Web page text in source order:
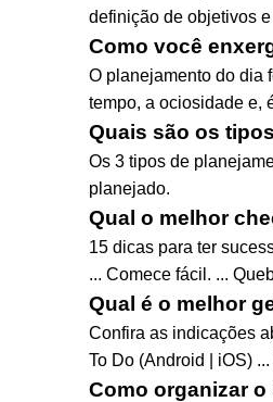
definição de objetivos
Como você
O planejamento do dia
tempo, a ociosidade e,
Quais são os
Os 3 tipos de
planejado.
Qual o melhor
15 dicas para ter
... Comece fácil. ...
Qual é o melhor
Confira as indicações
To Do (Android | iOS)
Como organizar o